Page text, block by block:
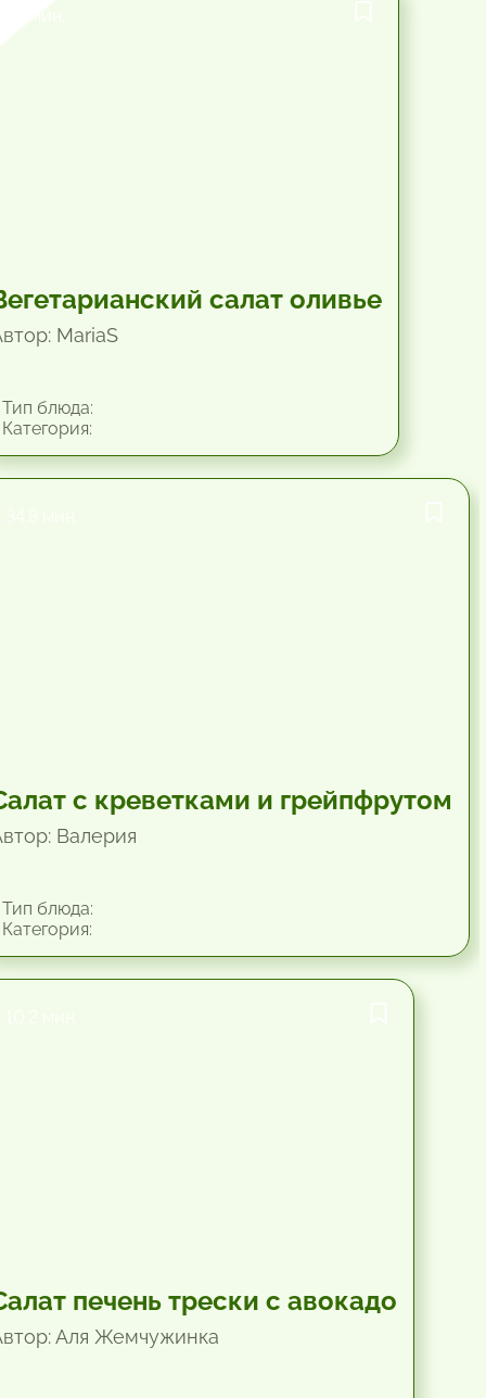
салат оливье
MariaS
блюда:
с креветками и грейпфрутом
Валерия
блюда:
печень трески с авокадо
Аля Жемчужинка